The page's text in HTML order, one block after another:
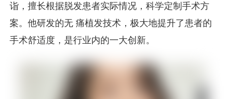
诣，擅长根据脱发患者实际情况，科学定制手术方
案。他研发的无 痛植发技术，极大地提升了患者的
手术舒适度，是行业内的一大创新。